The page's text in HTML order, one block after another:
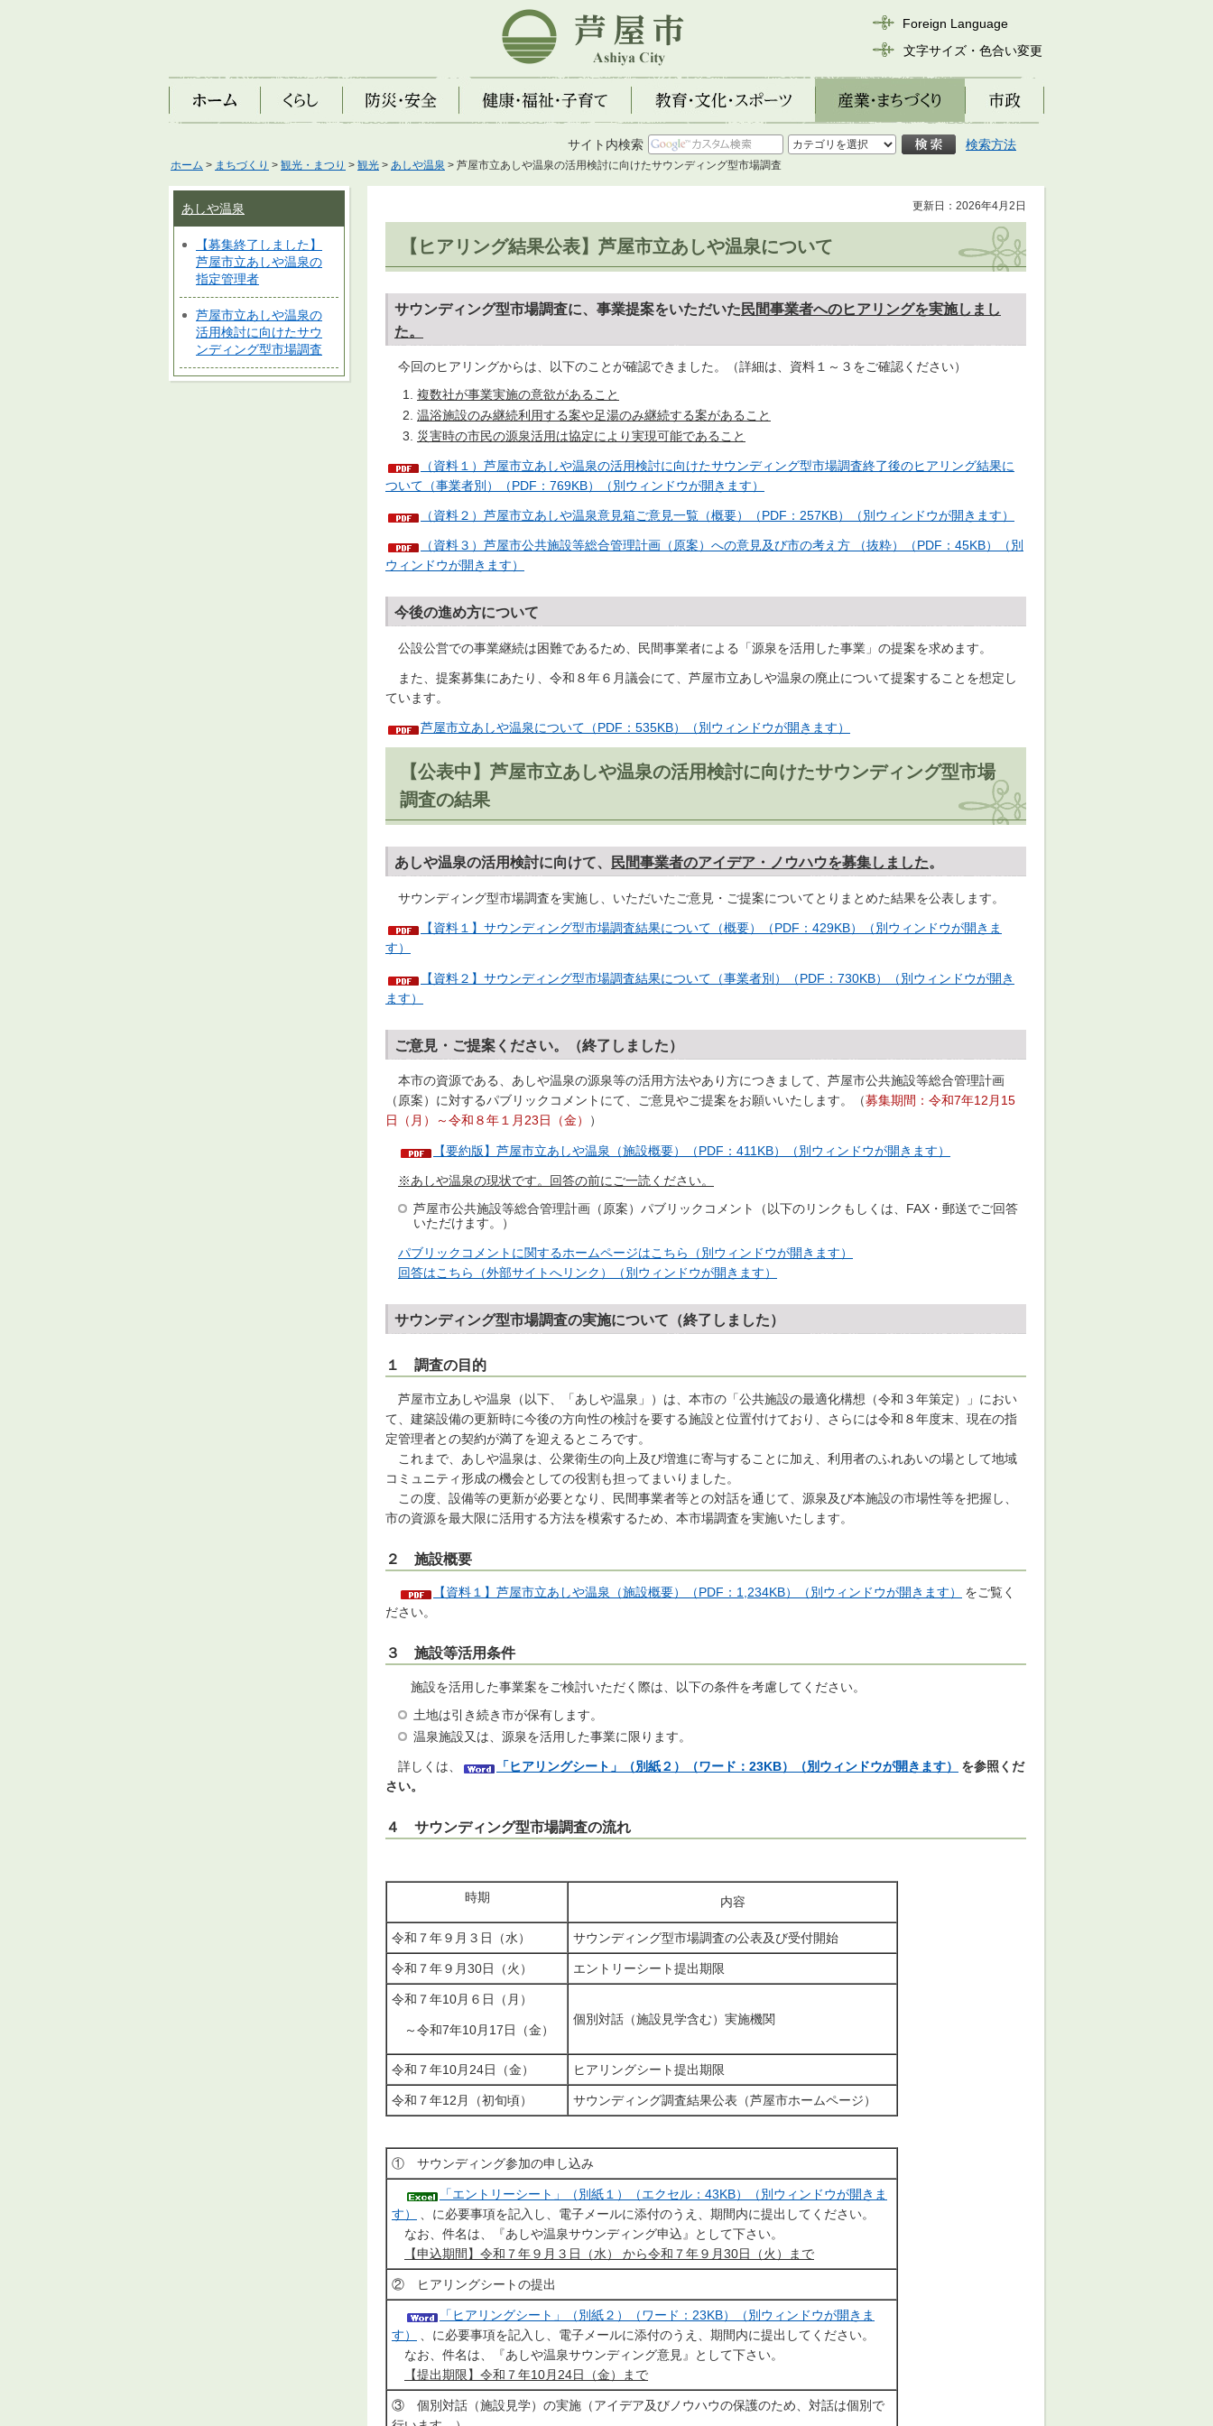
芦屋市
Foreign Language
文字サイズ・色合い変更
ホーム くらし 防災・安全 健康・福祉・子育て 教育・文化・スポーツ 産業・まちづくり 市政
サイト内検索 検索方法
ホーム > まちづくり > 観光・まつり > 観光 > あしや温泉 > 芦屋市立あしや温泉の活用検討に向けたサウンディング型市場調査
あしや温泉
【募集終了しました】
芦屋市立あしや温泉の
指定管理者
芦屋市立あしや温泉の
活用検討に向けたサウ
ンディング型市場調査
更新日：2026年4月2日
【ヒアリング結果公表】芦屋市立あしや温泉について
サウンディング型市場調査に、事業提案をいただいた 民間事業者へのヒアリングを実施しまし
た。
今回のヒアリングからは、以下のことが確認できました。（詳細は、資料１～３をご確認ください）
複数社が事業実施の意欲があること
温浴施設のみ継続利用する案や足湯のみ継続する案があること
災害時の市民の源泉活用は協定により実現可能であること
（資料１）芦屋市立あしや温泉の活用検討に向けたサウンディング型市場調査終了後のヒアリング結果に
ついて（事業者別）（PDF：769KB）（別ウィンドウが開きます）
（資料２）芦屋市立あしや温泉意見箱ご意見一覧（概要）（PDF：257KB）（別ウィンドウが開きます）
（資料３）芦屋市公共施設等総合管理計画（原案）への意見及び市の考え方 （抜粋）（PDF：45KB）（別
ウィンドウが開きます）
今後の進め方について
公設公営での事業継続は困難であるため、民間事業者による「源泉を活用した事業」の提案を求めます。
また、提案募集にあたり、令和８年６月議会にて、芦屋市立あしや温泉の廃止について提案することを想定し
ています。
芦屋市立あしや温泉について（PDF：535KB）（別ウィンドウが開きます）
【公表中】芦屋市立あしや温泉の活用検討に向けたサウンディング型市場
調査の結果
あしや温泉の活用検討に向けて、 民間事業者のアイデア・ノウハウを募集しました。
サウンディング型市場調査を実施し、いただいたご意見・ご提案についてとりまとめた結果を公表します。
【資料１】サウンディング型市場調査結果について（概要）（PDF：429KB）（別ウィンドウが開きま
す）
【資料２】サウンディング型市場調査結果について（事業者別）（PDF：730KB）（別ウィンドウが開き
ます）
ご意見・ご提案ください。（終了しました）
本市の資源である、あしや温泉の源泉等の活用方法やあり方につきまして、芦屋市公共施設等総合管理計画
（原案）に対するパブリックコメントにて、ご意見やご提案をお願いいたします。（募集期間：令和7年12月15
日（月）～令和８年１月23日（金）
）
【要約版】芦屋市立あしや温泉（施設概要）（PDF：411KB）（別ウィンドウが開きます）
※あしや温泉の現状です。回答の前にご一読ください。
芦屋市公共施設等総合管理計画（原案）パブリックコメント（以下のリンクもしくは、FAX・郵送でご回答
いただけます。）
パブリックコメントに関するホームページはこちら（別ウィンドウが開きます）
回答はこちら（外部サイトへリンク）（別ウィンドウが開きます）
サウンディング型市場調査の実施について（終了しました）
１ 調査の目的
芦屋市立あしや温泉（以下、「あしや温泉」）は、本市の「公共施設の最適化構想（令和３年策定）」におい
て、建築設備の更新時に今後の方向性の検討を要する施設と位置付けており、さらには令和８年度末、現在の指
定管理者との契約が満了を迎えるところです。
これまで、あしや温泉は、公衆衛生の向上及び増進に寄与することに加え、利用者のふれあいの場として地域
コミュニティ形成の機会としての役割も担ってまいりました。
この度、設備等の更新が必要となり、民間事業者等との対話を通じて、源泉及び本施設の市場性等を把握し、
市の資源を最大限に活用する方法を模索するため、本市場調査を実施いたします。
２ 施設概要
【資料１】芦屋市立あしや温泉（施設概要）（PDF：1,234KB）（別ウィンドウが開きます）
をご覧く
ださい。
３ 施設等活用条件
施設を活用した事業案をご検討いただく際は、以下の条件を考慮してください。
土地は引き続き市が保有します。
温泉施設又は、源泉を活用した事業に限ります。
詳しくは、 「ヒアリングシート」（別紙２）（ワード：23KB）（別ウィンドウが開きます）
を参照くだ
さい。
４ サウンディング型市場調査の流れ
時期 内容
令和７年９月３日（水） サウンディング型市場調査の公表及び受付開始
令和７年９月30日（火） エントリーシート提出期限
令和７年10月６日（月）
～令和7年10月17日（金）
個別対話（施設見学含む）実施機関
令和７年10月24日（金） ヒアリングシート提出期限
令和７年12月（初旬頃） サウンディング調査結果公表（芦屋市ホームページ）
① サウンディング参加の申し込み
「エントリーシート」（別紙１）（エクセル：43KB）（別ウィンドウが開きま
す）
、に必要事項を記入し、電子メールに添付のうえ、期間内に提出してください。
なお、件名は、『あしや温泉サウンディング申込』として下さい。
【申込期間】令和７年９月３日（水） から令和７年９月30日（火）まで
② ヒアリングシートの提出
「ヒアリングシート」（別紙２）（ワード：23KB）（別ウィンドウが開きま
す）
、に必要事項を記入し、電子メールに添付のうえ、期間内に提出してください。
なお、件名は、『あしや温泉サウンディング意見』として下さい。
【提出期限】令和７年10月24日（金）まで
③ 個別対話（施設見学）の実施（アイデア及びノウハウの保護のため、対話は個別で